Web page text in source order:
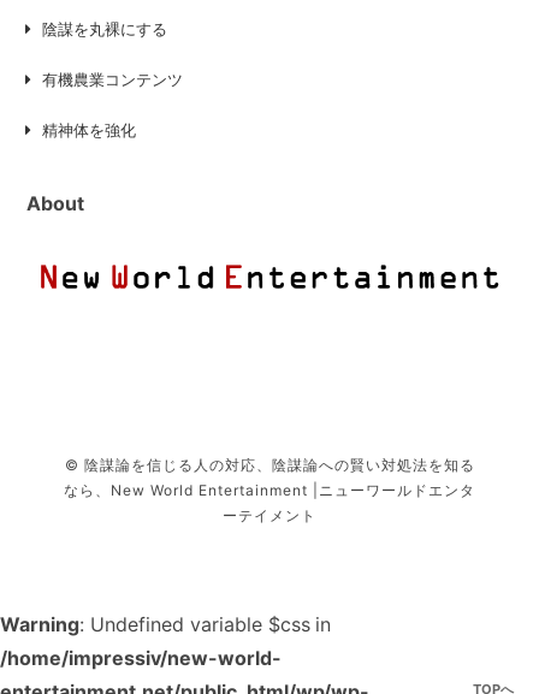
陰謀を丸裸にする
有機農業コンテンツ
精神体を強化
About
TOPへ
© 陰謀論を信じる人の対応、陰謀論への賢い対処法を知る
なら、New World Entertainment |ニューワールドエンタ
ーテイメント
Warning: Undefined variable $css in
/home/impressiv/new-world-